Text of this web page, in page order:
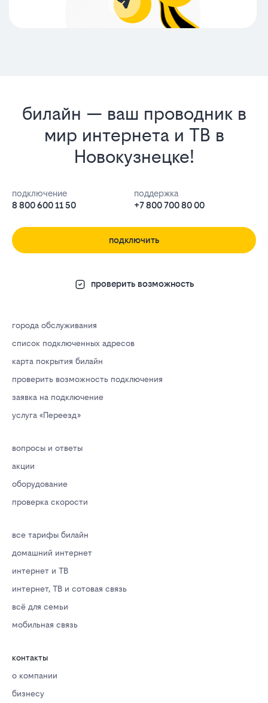
билайн — ваш проводник в
мир интернета и ТВ в
Новокузнецке!
подключение
8 800 600 11 50
поддержка
+7 800 700 80 00
подключить
проверить возможность
города обслуживания
список подключенных адресов
карта покрытия билайн
проверить возможность подключения
заявка на подключение
услуга «Переезд»
вопросы и ответы
акции
оборудование
проверка скорости
все тарифы билайн
домашний интернет
интернет и ТВ
интернет, ТВ и сотовая связь
всё для семьи
мобильная связь
контакты
о компании
бизнесу